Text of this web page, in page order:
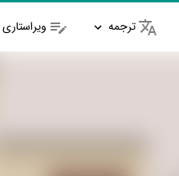
ترجمه ویراستاری